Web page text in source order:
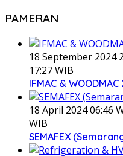
PAMERAN
18 September 2024
17:27 WIB
IFMAC &
18 April 2024 06:46
WIB
SEMAFEX